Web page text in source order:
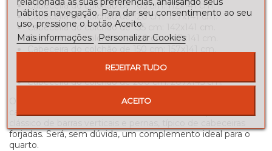
Cabeceira do colchão de 105 cm: 112x141 cm.
Cabeceira do colchão de 120 cm: 127x141 cm.
Cabeceira do colchão de 135 cm: 142x141 cm.
Cabeceira do colchão de 140 cm: 147x141 cm.
Cabeceira do colchão de 180 cm: 187x145 cm.
Cabeceira do colchão de 200 cm: 207x145 cm.
O modelo Kirian tem uma linha onde o design original das
cabeceiras modernas é misturado com um toque mais
forjadas. Será, sem dúvida, um complemento ideal para o
quarto.
hábitos navegação. Para dar seu consentimento ao seu
uso, pressione o botão Aceito.
Mais informações
Personalizar Cookies
REJEITAR TUDO
ACEITO